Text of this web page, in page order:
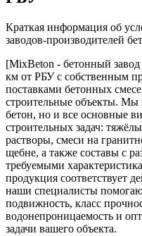
Краткая информация об
заводов-производителей
[MixBeton - бетонный
км от РБУ с собственным
поставками бетонных
строительные объекты. Мы
бетон, но и все основные
строительных задач:
растворы, смеси на
щебне, а также составы с
требуемыми
продукция соответствует
наши специалисты
подвижность, класс
водонепроницаемость и
задачи вашего объекта.